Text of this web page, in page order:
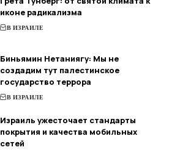
иконе радикализма
В ИЗРАИЛЕ
Биньямин Нетаниягу: Мы не
создадим тут палестинское
государство террора
В ИЗРАИЛЕ
Израиль ужесточает стандарты
покрытия и качества мобильных
сетей